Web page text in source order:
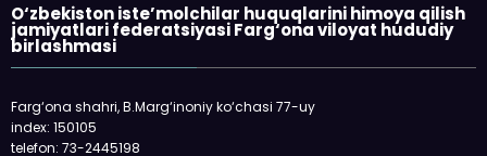
O‘zbekiston iste’molchilar huquqlarini himoya qilish
jamiyatlari federatsiyasi Farg‘ona viloyat hududiy
birlashmasi
Farg‘ona shahri, B.Marg‘inoniy ko‘chasi 77-uy
index: 150105
telefon: 73-2445198